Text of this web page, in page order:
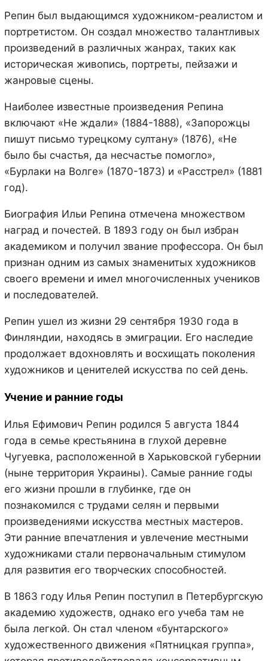
Репин был выдающимся художником-реалистом и
портретистом. Он создал множество талантливых
произведений в различных жанрах, таких как
историческая живопись, портреты, пейзажи и
жанровые сцены.
Наиболее известные произведения Репина
включают «Не ждали» (1884-1888), «Запорожцы
пишут письмо турецкому султану» (1876), «Не
было бы счастья, да несчастье помогло»,
«Бурлаки на Волге» (1870-1873) и «Расстрел» (1881
год).
Биография Ильи Репина отмечена множеством
наград и почестей. В 1893 году он был избран
академиком и получил звание профессора. Он был
признан одним из самых знаменитых художников
своего времени и имел многочисленных учеников
и последователей.
Репин ушел из жизни 29 сентября 1930 года в
Финляндии, находясь в эмиграции. Его наследие
продолжает вдохновлять и восхищать поколения
художников и ценителей искусства по сей день.
Учение и ранние годы
Илья Ефимович Репин родился 5 августа 1844
года в семье крестьянина в глухой деревне
Чугуевка, расположенной в Харьковской губернии
(ныне территория Украины). Самые ранние годы
его жизни прошли в глубинке, где он
познакомился с трудами селян и первыми
произведениями искусства местных мастеров.
Эти ранние впечатления и увлечение местными
художниками стали первоначальным стимулом
для развития его творческих способностей.
В 1863 году Илья Репин поступил в Петербургскую
академию художеств, однако его учеба там не
была легкой. Он стал членом «бунтарского»
художественного движения «Пятницкая группа»,